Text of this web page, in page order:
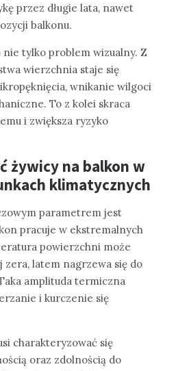
przez długie lata, nawet
balkonu.
tylko problem wizualny. Z
wierzchnia staje się
wnikanie wilgoci
To z kolei skraca
i zwiększa ryzyko
żywicy na balkon w
klimatycznych
parametrem jest
pracuje w ekstremalnych
powierzchni może
zera, latem nagrzewa się do
amplituda termiczna
i kurczenie się
charakteryzować się
oraz zdolnością do